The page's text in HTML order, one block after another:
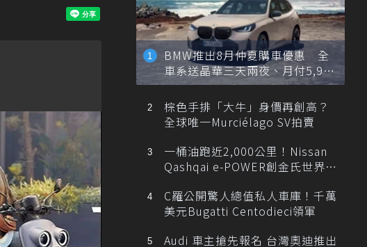
BMW推出8月仲夏購車優惠 全
車系送晶華三天兩夜、月付5,900
元起
棕色手排「大牛」身價再創高？
全球唯一Murciélago SV拍賣
一桶油跑近2,000公里！Nissan
Qashqai e-POWER創金氏世界紀
C羅公開驚人總值私人車庫！千萬
美元Bugatti Centodieci領軍
Audi 車主搶先報名 台灣奧迪推出